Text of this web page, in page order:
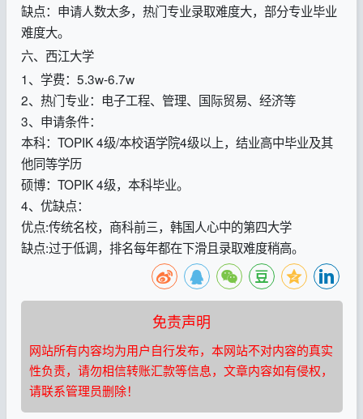
缺点：申请人数太多，热门专业录取难度大，部分专业毕业
难度大。
六、西江大学
1、学费：5.3w-6.7w
2、热门专业：电子工程、管理、国际贸易、经济等
3、申请条件：
本科：TOPIK 4级/本校语学院4级以上，结业高中毕业及其
他同等学历
硕博：TOPIK 4级，本科毕业。
4、优缺点：
优点:传统名校，商科前三，韩国人心中的第四大学
缺点:过于低调，排名每年都在下滑且录取难度稍高。
免责声明
网站所有内容均为用户自行发布，本网站不对内容的真实
性负责，请勿相信转账汇款等信息，文章内容如有侵权，
请联系管理员删除！